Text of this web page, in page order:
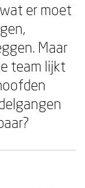
er moet
Maar
team lijkt